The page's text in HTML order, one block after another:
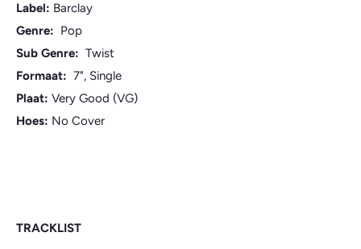
Label: Barclay
Genre: Pop
Sub Genre: Twist
Formaat: 7", Single
Plaat: Very Good (VG)
Hoes: No Cover
TRACKLIST